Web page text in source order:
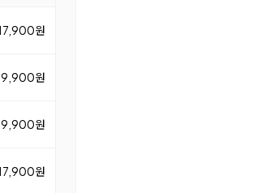
원
원
원
원